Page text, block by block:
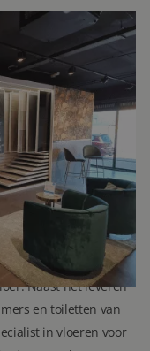
ACHTER EN
010 202 15 15
aan den IJssel)
Naast het leveren
en toiletten van
in vloeren voor